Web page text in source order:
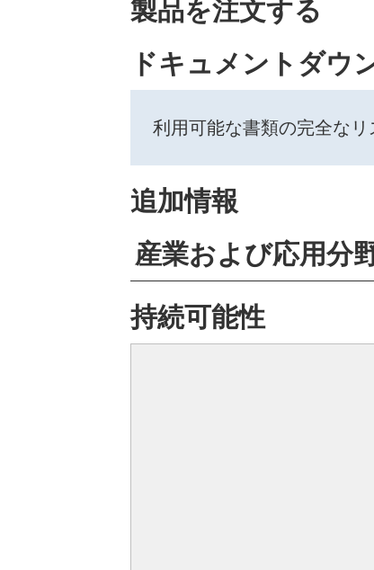
製品を注文する
ドキュメントダウ
利用可能な書類の完全なリ
追加情報
産業および応用分
持続可能性